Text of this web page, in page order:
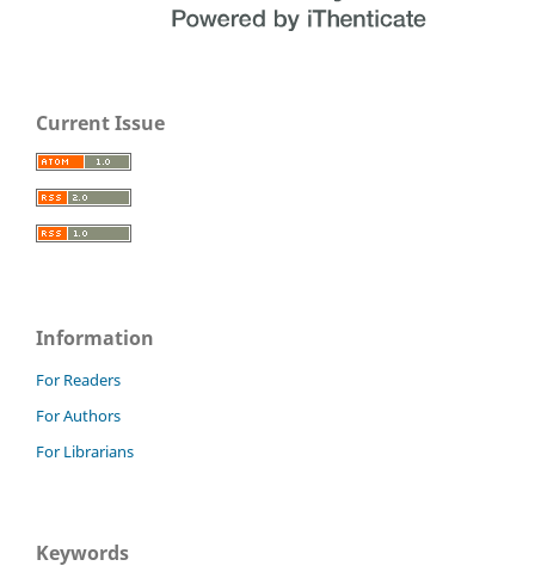
Current Issue
Information
For Readers
For Authors
For Librarians
Keywords